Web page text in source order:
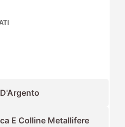
E Colline Metallifere